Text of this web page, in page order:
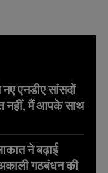
एनडीए सांसदों
नहीं, मैं आपके साथ
ने बढ़ाई
गठबंधन की